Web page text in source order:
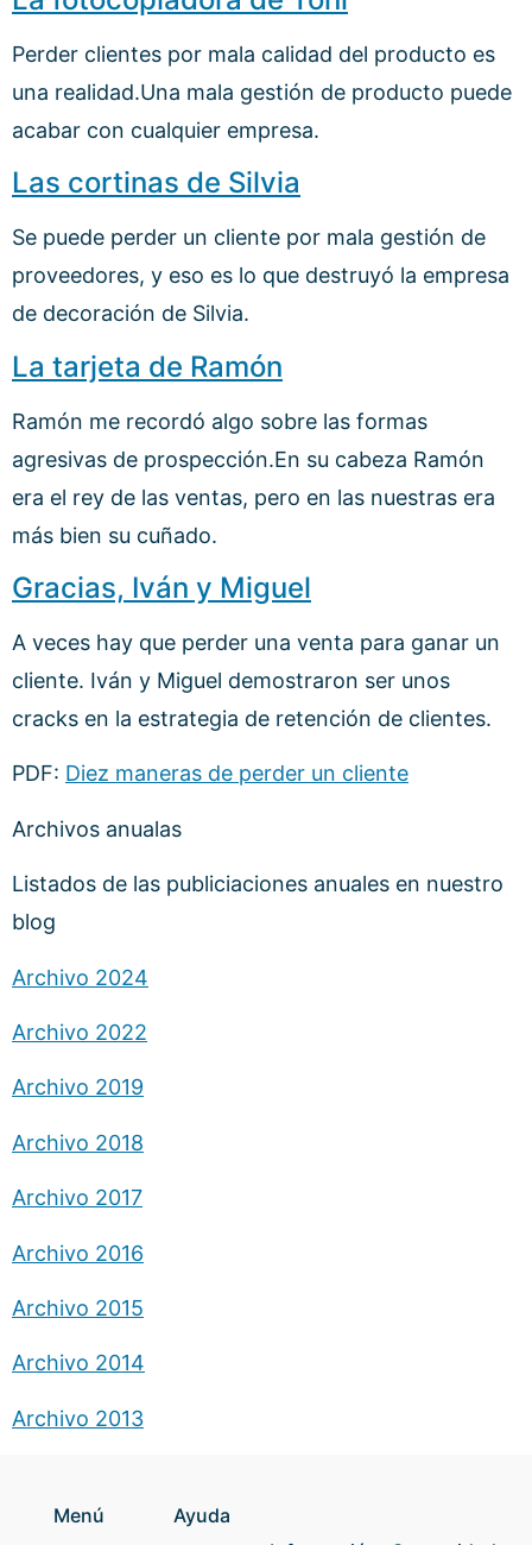
Perder clientes por mala calidad del producto es
una realidad.Una mala gestión de producto puede
acabar con cualquier empresa.
Las cortinas de Silvia
Se puede perder un cliente por mala gestión de
proveedores, y eso es lo que destruyó la empresa
de decoración de Silvia.
La tarjeta de Ramón
Ramón me recordó algo sobre las formas
agresivas de prospección.En su cabeza Ramón
era el rey de las ventas, pero en las nuestras era
más bien su cuñado.
Gracias, Iván y Miguel
A veces hay que perder una venta para ganar un
cliente. Iván y Miguel demostraron ser unos
cracks en la estrategia de retención de clientes.
PDF: Diez maneras de perder un cliente
Archivos anualas
Listados de las publiciaciones anuales en nuestro
blog
Archivo 2024
Archivo 2022
Archivo 2019
Archivo 2018
Archivo 2017
Archivo 2016
Archivo 2015
Archivo 2014
Archivo 2013
Menú Ayuda